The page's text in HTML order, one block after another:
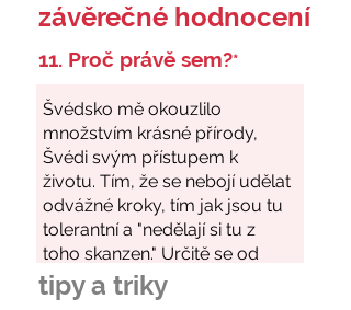
závěrečné hodnocení
11. Proč právě sem?*
tipy a triky